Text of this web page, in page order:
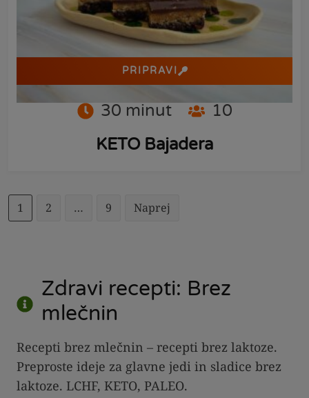
PRIPRAVI
30 minut
10
KETO Bajadera
1 2 … 9 Naprej
Zdravi recepti: Brez
mlečnin
Recepti brez mlečnin – recepti brez laktoze.
Preproste ideje za glavne jedi in sladice brez
laktoze. LCHF, KETO, PALEO.